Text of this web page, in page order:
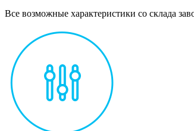
Все возможные характеристики со склада